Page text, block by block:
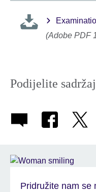
(Adobe PDF
Podijelite sadržaj
Pridružite nam se